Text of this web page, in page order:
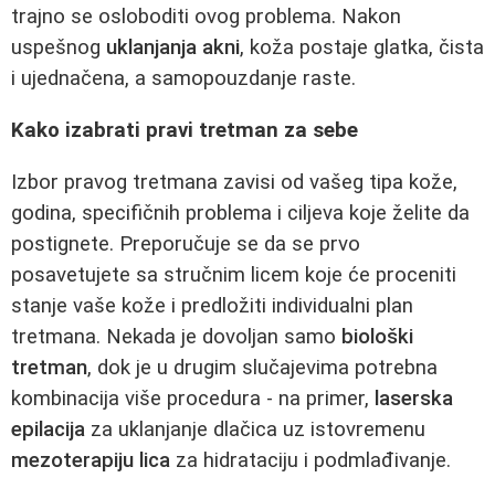
trajno se osloboditi ovog problema. Nakon
uspešnog uklanjanja akni, koža postaje glatka, čista
i ujednačena, a samopouzdanje raste.
Kako izabrati pravi tretman za sebe
Izbor pravog tretmana zavisi od vašeg tipa kože,
godina, specifičnih problema i ciljeva koje želite da
postignete. Preporučuje se da se prvo
posavetujete sa stručnim licem koje će proceniti
stanje vaše kože i predložiti individualni plan
tretmana. Nekada je dovoljan samo biološki
tretman, dok je u drugim slučajevima potrebna
kombinacija više procedura - na primer, laserska
epilacija za uklanjanje dlačica uz istovremenu
mezoterapiju lica za hidrataciju i podmlađivanje.